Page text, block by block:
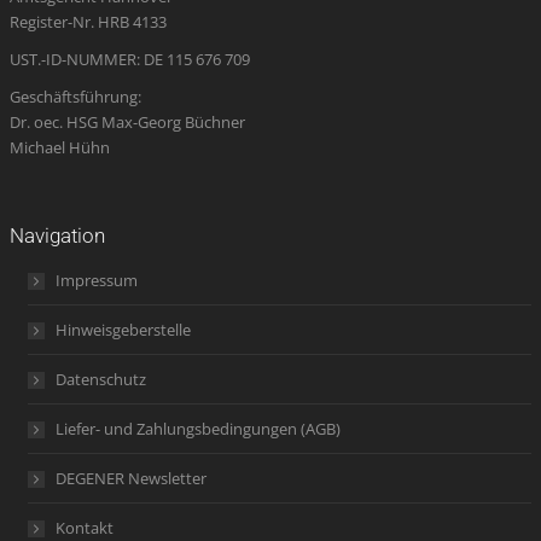
Register-Nr. HRB 4133
UST.-ID-NUMMER: DE 115 676 709
Geschäftsführung:
Dr. oec. HSG Max-Georg Büchner
Michael Hühn
Navigation
Impressum
Hinweisgeberstelle
Datenschutz
Liefer- und Zahlungsbedingungen (AGB)
DEGENER Newsletter
Kontakt